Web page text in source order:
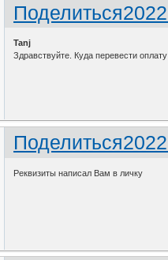
Поделиться
Tanj
Здравствуйте. Куда перевести
Поделиться
Реквизиты написал Вам в личку